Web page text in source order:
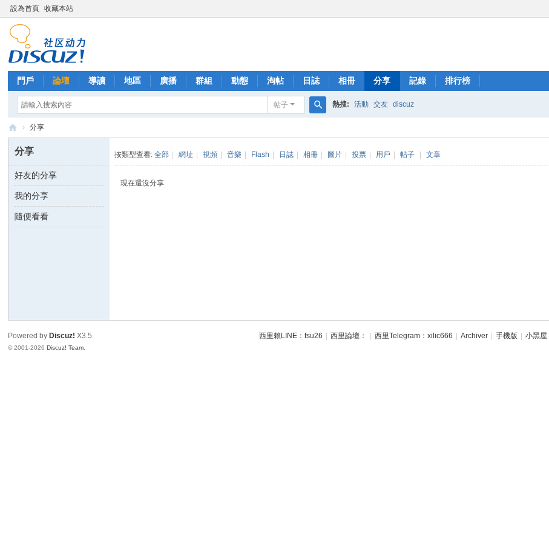
設為首頁 收藏本站
門戶 論壇 導讀 地區 廣播 群組 動態 淘帖 日誌 相冊 分享 記錄 排行榜
帖子
索
熱搜: 活動 交友 discuz
西
外
送
茶
› 分享
分享
好友的分享
我的分享
隨便看看
按類型查看:全部 網址 視頻 音樂 Flash 日誌 相冊 圖片 投票 用戶 帖子 文章
現在還沒分享
西里賴LINE：fsu26 西里論壇： 西里Telegram：xilic666 Archiver 手機版 小黑屋
Powered by Discuz! X3.5
© 2001-2026Discuz! Team